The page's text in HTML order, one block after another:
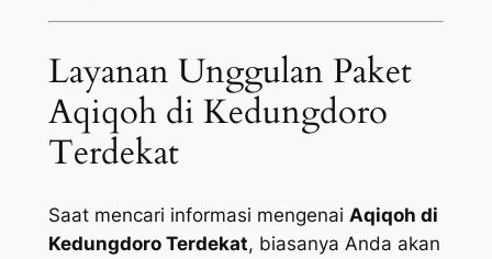
Layanan Unggulan Paket
Aqiqoh di Kedungdoro
Terdekat
Saat mencari informasi mengenai Aqiqoh di
Kedungdoro Terdekat, biasanya Anda akan